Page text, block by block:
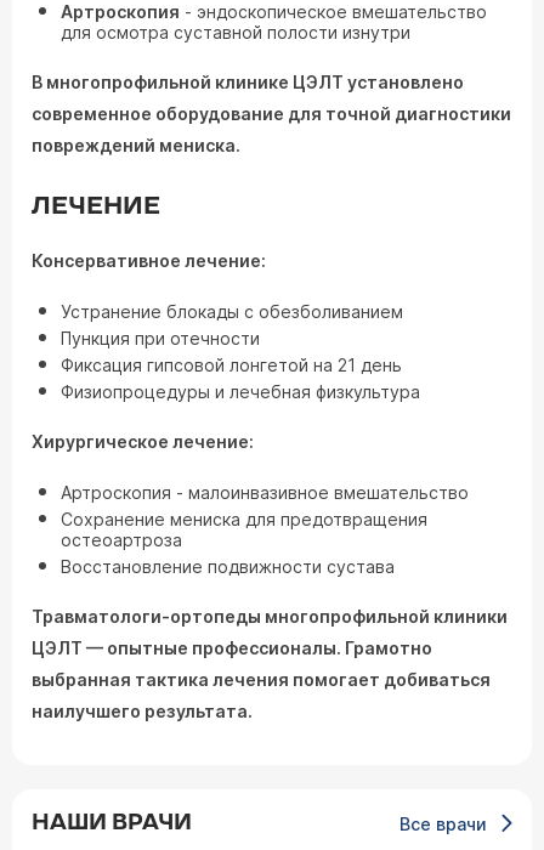
Артроскопия - эндоскопическое вмешательство
для осмотра суставной полости изнутри
В многопрофильной клинике ЦЭЛТ установлено
современное оборудование для точной диагностики
повреждений мениска.
ЛЕЧЕНИЕ
Консервативное лечение:
Устранение блокады с обезболиванием
Пункция при отечности
Фиксация гипсовой лонгетой на 21 день
Физиопроцедуры и лечебная физкультура
Хирургическое лечение:
Артроскопия - малоинвазивное вмешательство
Сохранение мениска для предотвращения
остеоартроза
Восстановление подвижности сустава
Травматологи-ортопеды многопрофильной клиники
ЦЭЛТ — опытные профессионалы. Грамотно
выбранная тактика лечения помогает добиваться
наилучшего результата.
НАШИ ВРАЧИ Все врачи